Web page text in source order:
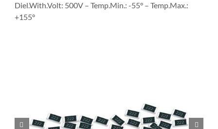
Diel.With.Volt: 500V – Temp.Min.: -55° – Temp.Max.:
+155°
 